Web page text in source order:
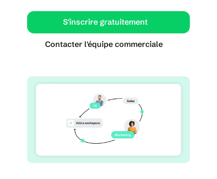
S'inscrire gratuitement
Contacter l'équipe commerciale